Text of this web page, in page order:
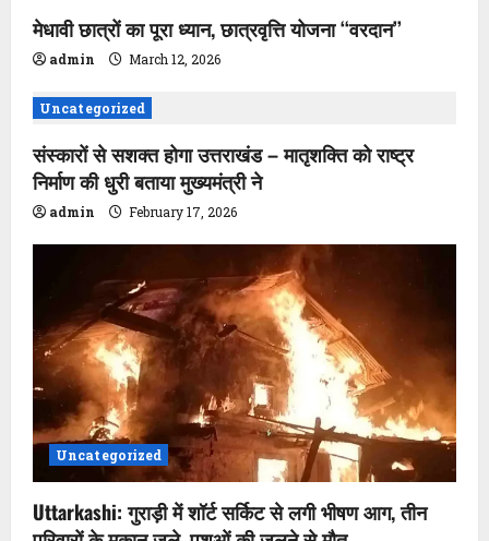
a
t
i
o
n
मेधावी छात्रों का पूरा ध्यान, छात्रवृत्ति योजना ‘‘वरदान’’
admin March 12, 2026
Uncategorized
संस्कारों से सशक्त होगा उत्तराखंड – मातृशक्ति को राष्ट्र
निर्माण की धुरी बताया मुख्यमंत्री ने
admin February 17, 2026
Uncategorized
Uttarkashi: गुराड़ी में शॉर्ट सर्किट से लगी भीषण आग, तीन